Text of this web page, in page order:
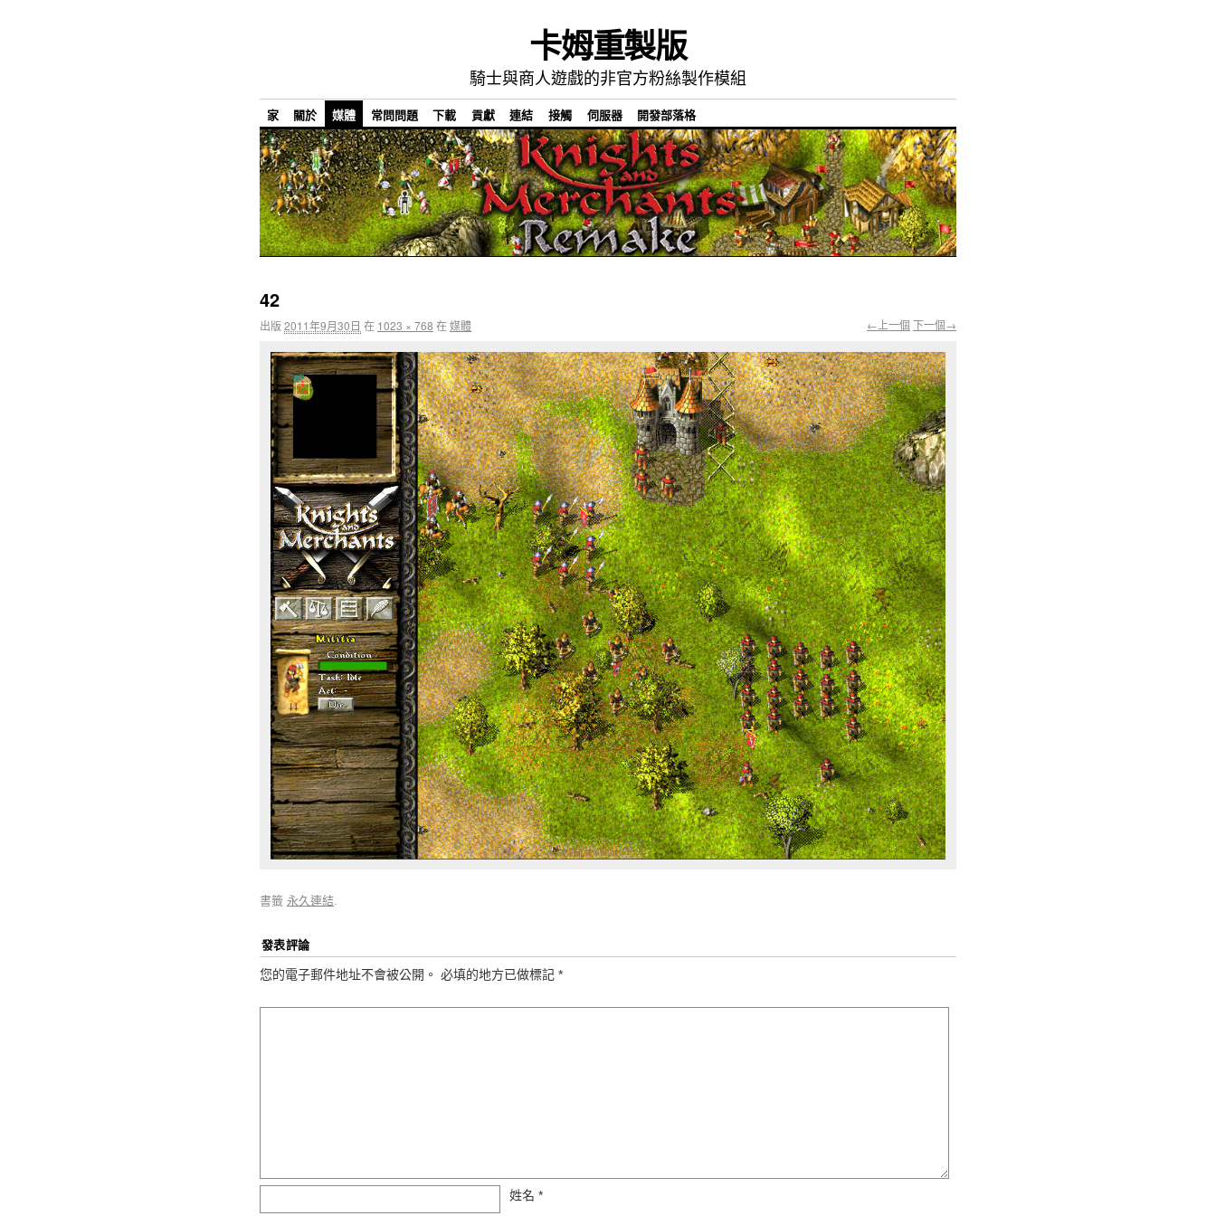
卡姆重製版
騎士與商人遊戲的非官方粉絲製作模組
家 關於 媒體 常問問題 下載 貢獻 連結 接觸 伺服器 開發部落格
42
出版 2011年9月30日 在 1023 × 768 在媒體 ←上一個 下一個→
書籤 永久連結.
發表評論
您的電子郵件地址不會被公開。 必填的地方已做標記 *
姓名 *